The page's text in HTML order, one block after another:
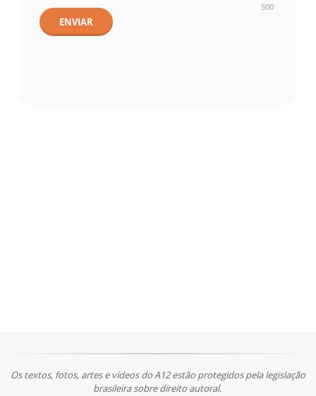
500
ENVIAR
Os textos, fotos, artes e vídeos do A12 estão protegidos pela legislação
brasileira sobre direito autoral.